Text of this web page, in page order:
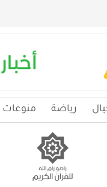
رياضة منوعات